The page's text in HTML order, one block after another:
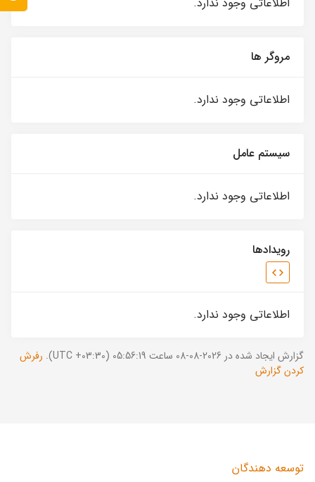
مروگر ها
اطلاعاتی وجود ندارد.
سیستم عامل
اطلاعاتی وجود ندارد.
رویدادها
اطلاعاتی وجود ندارد.
گزارش ایجاد شده در 2026-08-08 ساعت 05:56:19 (UTC +03:30).
رفرش
کردن گزارش
توسعه دهندگان